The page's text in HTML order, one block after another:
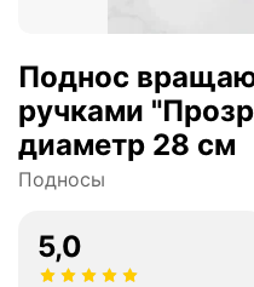
Поднос
ручками
диаметр 28 см
Подносы
5,0